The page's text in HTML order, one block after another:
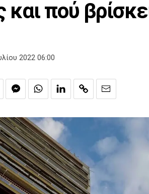
και πού
2022 06:00